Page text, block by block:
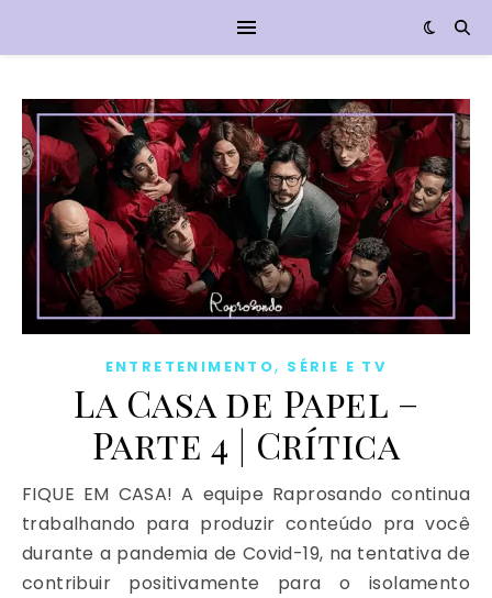
ENTRETENIMENTO, SÉRIE E TV
La Casa de Papel –
Parte 4 | Crítica
FIQUE EM CASA! A equipe Raprosando continua
trabalhando para produzir conteúdo pra você
durante a pandemia de Covid-19, na tentativa de
contribuir positivamente para o isolamento